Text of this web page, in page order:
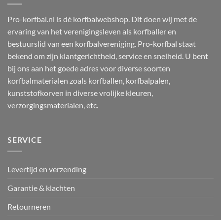
Pro-korfbal.nl is dé korfbalwebshop. Dit doen wij met de
ervaring van het verenigingsleven als korfballer en
bestuurslid van een korfbalvereniging. Pro-korfbal staat
bekend om zijn klantgerichtheid, service en snelheid. U bent
bij ons aan het goede adres voor diverse soorten
korfbalmaterialen zoals korfballen, korfbalpalen,
kunststofkorven in diverse vrolijke kleuren,
verzorgingsmaterialen, etc.
SERVICE
Levertijd en verzending
Garantie & klachten
Retourneren